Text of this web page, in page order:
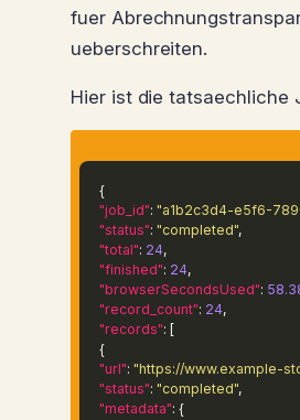
fuer
ueberschreiten.
Hier ist die tatsaechliche
{
"job_id": "a1b2c3d4-e5f6-
"status": "completed",
"total": 24,
"finished": 24,
"browserSecondsUsed":
"record_count": 24,
"records": [
{
"url": "https://www.example-
"status": "completed",
"metadata": {